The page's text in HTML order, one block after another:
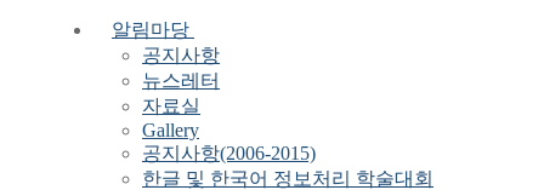
알림마당
공지사항
뉴스레터
자료실
Gallery
공지사항(2006-2015)
한글 및 한국어 정보처리 학술대회